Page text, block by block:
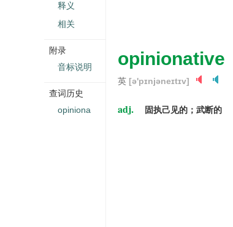
opinionative
英 [ə'pɪnjəneɪtɪv]
adj. 固执己见的；武断的
释义
相关
附录
音标说明
查词历史
opiniona